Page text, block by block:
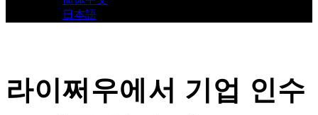
日本語
라이쩌우에서 기업 인수